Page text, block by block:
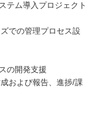
テム導入プロジェクト
での管理プロセス設
の開発支援
および報告、進捗/課